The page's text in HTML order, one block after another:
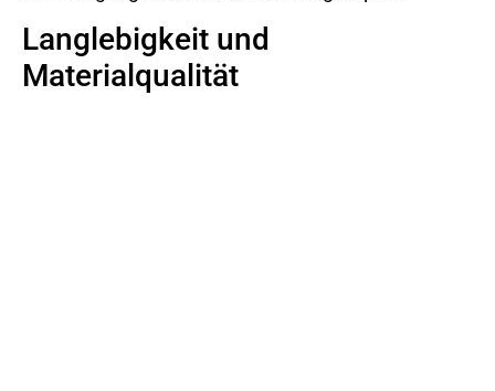
Langlebigkeit und
Materialqualität